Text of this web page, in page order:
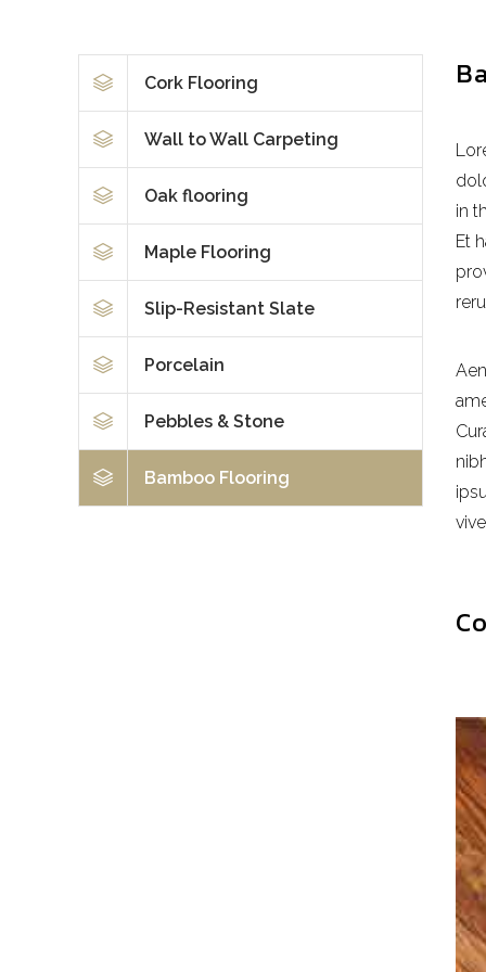
Cork Flooring
Wall to Wall Carpeting
Oak flooring
Maple Flooring
Slip-Resistant Slate
Porcelain
Pebbles & Stone
Bamboo Flooring
in
Et